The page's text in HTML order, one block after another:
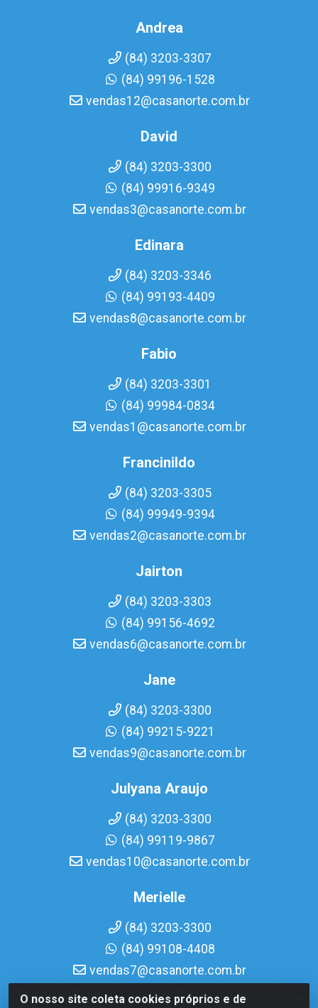
O nosso site coleta cookies próprios e de
Andrea
(84) 3203-3307
(84) 99196-1528
vendas12@casanorte.com.br
David
(84) 3203-3300
(84) 99916-9349
vendas3@casanorte.com.br
Edinara
(84) 3203-3346
(84) 99193-4409
vendas8@casanorte.com.br
Fabio
(84) 3203-3301
(84) 99984-0834
vendas1@casanorte.com.br
Francinildo
(84) 3203-3305
(84) 99949-9394
vendas2@casanorte.com.br
Jairton
(84) 3203-3303
(84) 99156-4692
vendas6@casanorte.com.br
Jane
(84) 3203-3300
(84) 99215-9221
vendas9@casanorte.com.br
Julyana Araujo
(84) 3203-3300
(84) 99119-9867
vendas10@casanorte.com.br
Merielle
(84) 3203-3300
(84) 99108-4408
vendas7@casanorte.com.br